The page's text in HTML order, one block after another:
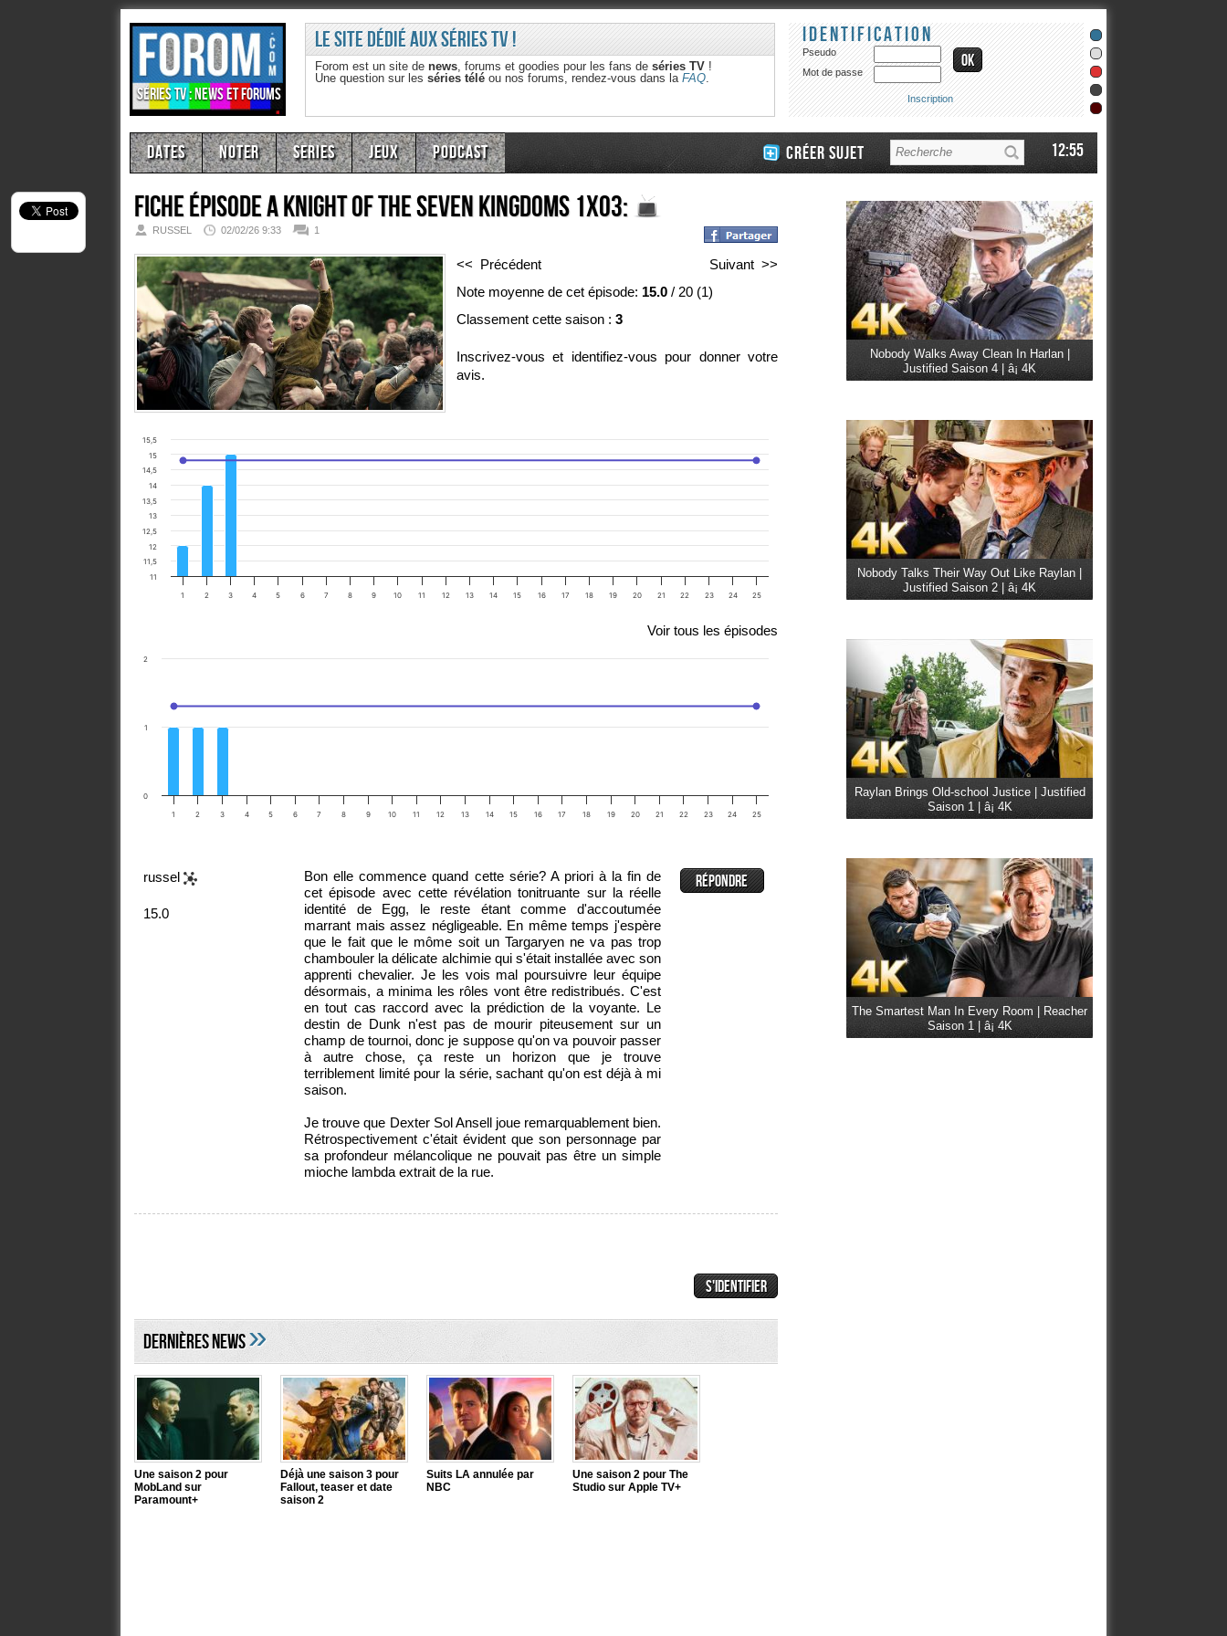
Séries TV : news et forums
Le site dédié aux séries TV !
Forom est un site de news, forums et goodies pour les fans de séries TV!
Une question sur les séries téléou nos forums, rendez-vous dans la FAQ.
Identification
Pseudo
Mot de passe
Inscription
Dates Noter Series Jeux Podcast Créer sujet 12:55
Fiche épisodeA Knight of the Seven Kingdoms 1x03:
RUSSEL 02/02/26 9:33 1
<< Précédent
Suivant >>
Note moyenne de cet épisode: 15.0/ 20(1)
Classement cette saison : 3
Inscrivez-vous et identifiez-vous pour donner votre
avis.
1 2 3 4 5 6 7 8 9 10 11 12 13 14 15 16 17 18 19 20 21 22 23 24 25
11
11,5
12
12,5
13
13,5
14
14,5
15
15,5
Voir tous les épisodes
1 2 3 4 5 6 7 8 9 10 11 12 13 14 15 16 17 18 19 20 21 22 23 24 25
0
1
2
russel
15.0
Bon elle commence quand cette série? A priori à la fin de
cet épisode avec cette révélation tonitruante sur la réelle
identité de Egg, le reste étant comme d'accoutumée
marrant mais assez négligeable. En même temps j'espère
que le fait que le môme soit un Targaryen ne va pas trop
chambouler la délicate alchimie qui s'était installée avec son
apprenti chevalier. Je les vois mal poursuivre leur équipe
désormais, a minima les rôles vont être redistribués. C'est
en tout cas raccord avec la prédiction de la voyante. Le
destin de Dunk n'est pas de mourir piteusement sur un
champ de tournoi, donc je suppose qu'on va pouvoir passer
à autre chose, ça reste un horizon que je trouve
terriblement limité pour la série, sachant qu'on est déjà à mi
saison.
Je trouve que Dexter Sol Ansell joue remarquablement bien.
Rétrospectivement c'était évident que son personnage par
sa profondeur mélancolique ne pouvait pas être un simple
mioche lambda extrait de la rue.
DERNIÈRES NEWS»
Une saison 2 pour
MobLand sur
Paramount+
Déjà une saison 3 pour
Fallout, teaser et date
saison 2
Suits LA annulée par
NBC
Une saison 2 pour The
Studio sur Apple TV+
Nobody Walks Away Clean In Harlan |
Justified Saison 4 | â¡ 4K
Nobody Talks Their Way Out Like Raylan |
Justified Saison 2 | â¡ 4K
Raylan Brings Old-school Justice | Justified
Saison 1 | â¡ 4K
The Smartest Man In Every Room | Reacher
Saison 1 | â¡ 4K